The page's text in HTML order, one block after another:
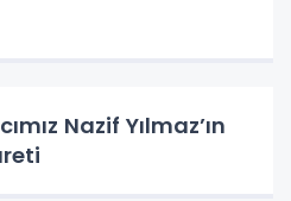
Nazif Yılmaz’ın